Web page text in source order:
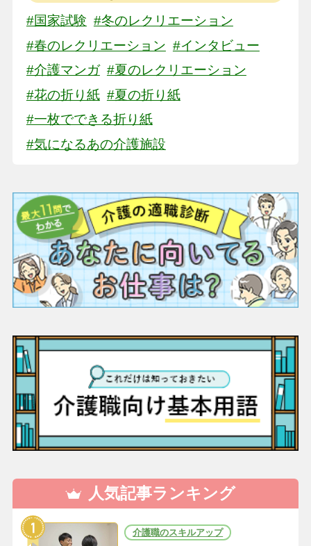
#国家試験 #冬のレクリエーション
#春のレクリエーション #インタビュー
#介護マンガ #夏のレクリエーション
#花の折り紙 #夏の折り紙
#一枚でできる折り紙
#気になるあの介護施設
人気記事ランキング
介護職のスキルアップ